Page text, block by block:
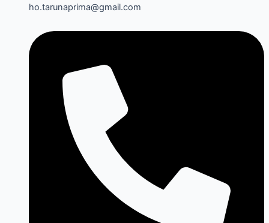
ho.tarunaprima@gmail.com